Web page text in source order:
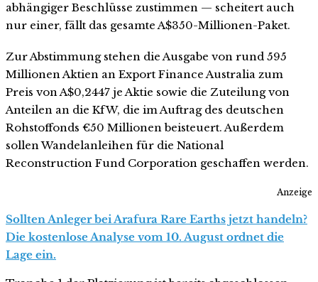
abhängiger Beschlüsse zustimmen — scheitert auch
nur einer, fällt das gesamte A$350-Millionen-Paket.
Zur Abstimmung stehen die Ausgabe von rund 595
Millionen Aktien an Export Finance Australia zum
Preis von A$0,2447 je Aktie sowie die Zuteilung von
Anteilen an die KfW, die im Auftrag des deutschen
Rohstoffonds €50 Millionen beisteuert. Außerdem
sollen Wandelanleihen für die National
Reconstruction Fund Corporation geschaffen werden.
Anzeige
Sollten Anleger bei Arafura Rare Earths jetzt handeln?
Die kostenlose Analyse vom 10. August ordnet die
Lage ein.